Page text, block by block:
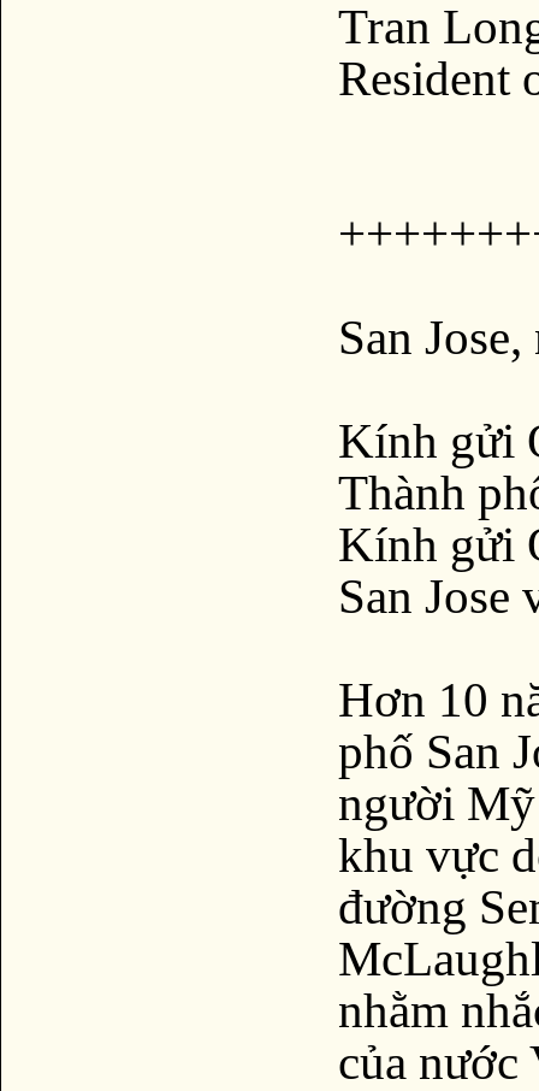
Tran
Resident
San
Kính gửi
Thành
Kính gửi
San Jose
Hơn 10
phố San
người Mỹ
khu vực
đường
nhằm
của nước